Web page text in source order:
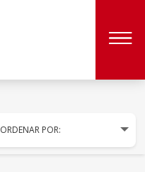
ORDENAR POR: